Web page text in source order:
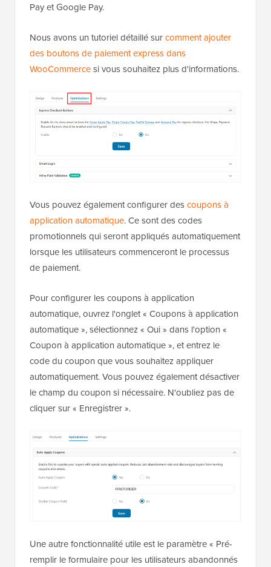
Pay et Google Pay.
Nous avons un tutoriel détaillé surcomment ajouter
des boutons de paiement express dans
WooCommercesi vous souhaitez plus d'informations.
Vous pouvez également configurer descoupons à
application automatique. Ce sont des codes
promotionnels qui seront appliqués automatiquement
lorsque les utilisateurs commenceront le processus
de paiement.
Pour configurer les coupons à application
automatique, ouvrez l'onglet « Coupons à application
automatique », sélectionnez « Oui » dans l'option «
Coupon à application automatique », et entrez le
code du coupon que vous souhaitez appliquer
automatiquement. Vous pouvez également désactiver
le champ du coupon si nécessaire. N'oubliez pas de
cliquer sur « Enregistrer ».
Une autre fonctionnalité utile est le paramètre « Pré-
remplir le formulaire pour les utilisateurs abandonnés